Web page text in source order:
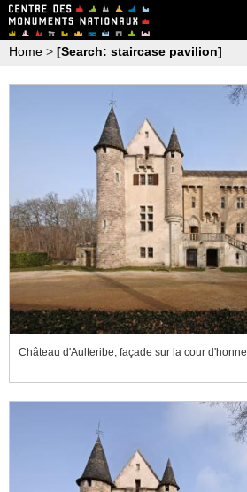
Home > [Search: staircase pavilion]
Château d'Aulteribe, façade sur la cour